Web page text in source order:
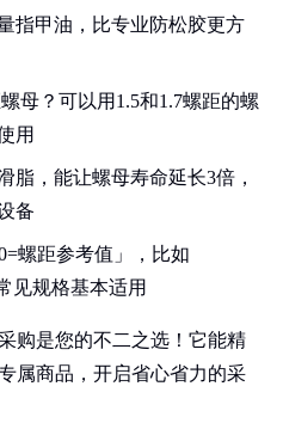
指甲油，比专业防松胶更方
母？可以用1.5和1.7螺距的螺
用
脂，能让螺母寿命延长3倍，
备
螺距参考值」，比如
见规格基本适用
购是您的不二之选！它能精
属商品，开启省心省力的采